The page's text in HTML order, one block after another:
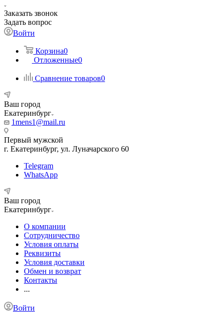
Заказать звонок
Задать вопрос
Войти
Корзина0
Отложенные0
Сравнение товаров0
Ваш город
Екатеринбург
1mens1@mail.ru
Первый мужской
г. Екатеринбург, ул. Луначарского 60
Telegram
WhatsApp
Ваш город
Екатеринбург
О компании
Сотрудничество
Условия оплаты
Реквизиты
Условия доставки
Обмен и возврат
Контакты
...
Войти